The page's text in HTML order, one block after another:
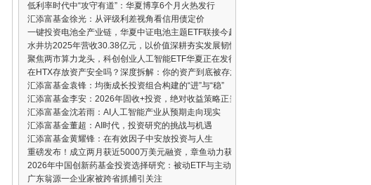
低利率时代中“攻守有道”：华夏博享6个月火热发行
汇添富基金徐光：从评级利差视角看信用债定价
一键投资电池全产业链，华夏中证电池主题ETF联接今起发行
水井坊2025年营收30.38亿元，以价值深耕夯实发展韧性
聚焦两市算力龙头，科创创业人工智能ETF华夏正在发行中
在HTX存放资产安全吗？深度拆解：你的资产到底被存放在哪里？
汇添富基金袁锋：均衡成长投资组合构建的“进”与“稳”
汇添富基金李安：2026年固收+投资，绝对收益策略正当时
汇添富基金沈若雨：AI人工智能产业从预期走向现实
汇添富基金董超：AI时代，投资研究的挑战与机遇
汇添富基金黄耀锋：在有效因子中安放投资与人生
​重磅发布！成立两月获近5000万美元融资，章鱼动力获五大机构联合注资
2026年中国创新药基金投资选择研究：被动ETF与主动管理型核心标的深度分析
广东翁源一企业家被跨省抓捕引关注